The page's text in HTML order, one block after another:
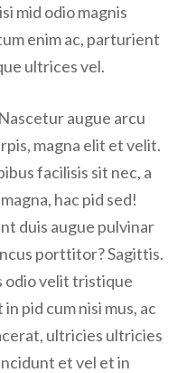
mid odio magnis
enim ac, parturient
ultrices vel.
augue arcu
magna elit et velit.
facilisis sit nec, a
hac pid sed!
duis augue pulvinar
porttitor? Sagittis.
odio velit tristique
pid cum nisi mus, ac
ultricies ultricies
et vel et in